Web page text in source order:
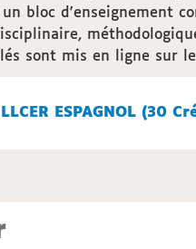
bloc d'enseignement
sont mis en ligne sur
SEMESTRE 3